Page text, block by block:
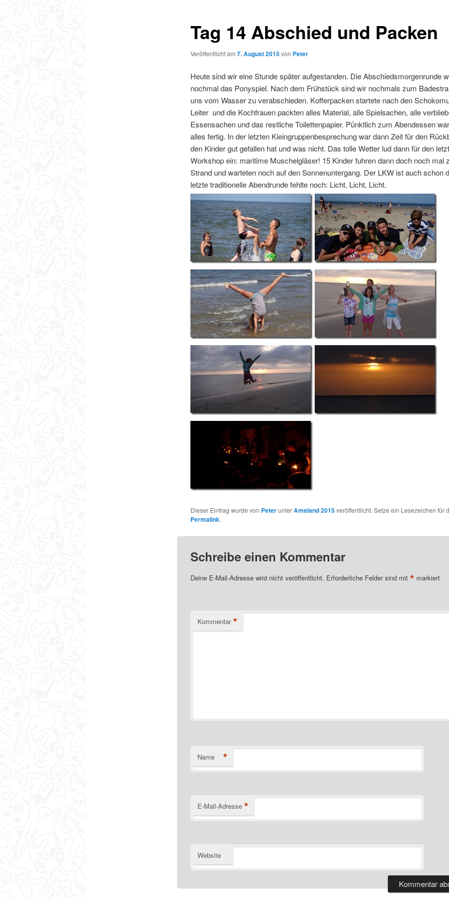
Tag 14 Abschied und Packen
Veröffentlicht am 7. August 2015von Peter
Heute sind wir eine Stunde später aufgestanden. Die Abschiedsmorgenrunde
nochmal das Ponyspiel. Nach dem Frühstück sind wir nochmals zum
uns vom Wasser zu verabschieden. Kofferpacken startete nach den
Leiter und die Kochfrauen packten alles Material, alle Spielsachen, alle
Essensachen und das restliche Toilettenpapier. Pünktlich zum Abendessen
alles fertig. In der letzten Kleingruppenbesprechung war dann Zeit für den
den Kinder gut gefallen hat und was nicht. Das tolle Wetter lud dann für den
Workshop ein: maritime Muschelgläser! 15 Kinder fuhren dann doch noch mal
Strand und warteten noch auf den Sonnenuntergang. Der LKW ist auch schon
letzte traditionelle Abendrunde fehlte noch: Licht, Licht, Licht.
Dieser Eintrag wurde von PeterunterAmeland 2015veröffentlicht. Setze ein Lesezeichen für
Permalink.
Schreibe einen Kommentar
Deine E-Mail-Adresse wird nicht veröffentlicht. Erforderliche Felder sind mit * markiert
Kommentar *
Name *
E-Mail-Adresse *
Website